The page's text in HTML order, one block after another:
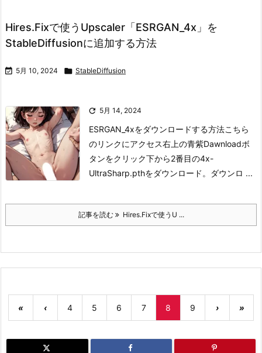
Hires.Fixで使うUpscaler「ESRGAN_4x」を
StableDiffusionに追加する方法
 5月 10, 2024  StableDiffusion
 5月 14, 2024
ESRGAN_4xをダウンロードする方法こちら
のリンクにアクセス右上の青紫Dawnloadボ
タンをクリック下から2番目の4x-
UltraSharp.pthをダウンロード。
ダウンロ ...
記事を読む Hires.Fixで使うU ...
« ‹ 4 5 6 7 8 9 › »